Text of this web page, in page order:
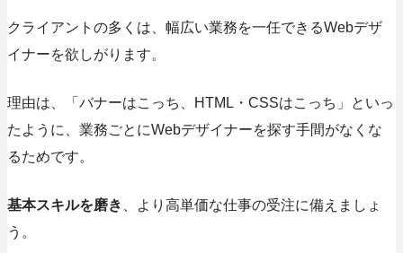
クライアントの多くは、幅広い業務を一任できるWebデザ
イナーを欲しがります。
理由は、「バナーはこっち、HTML・CSSはこっち」といっ
たように、業務ごとにWebデザイナーを探す手間がなくな
るためです。
基本スキルを磨き
、より高単価な仕事の受注に備えましょ
う。